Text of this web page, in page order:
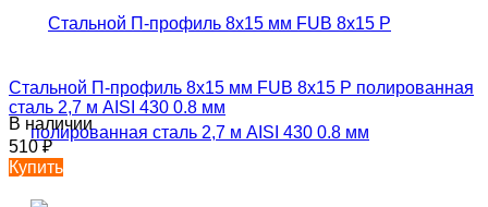
Стальной П-профиль 8х15 мм FUB 8х15 P полированная
сталь 2,7 м AISI 430 0.8 мм
В наличии
510₽
Купить